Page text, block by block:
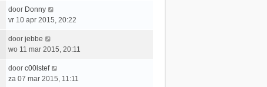
c
h
e
c
h
e
b
e
c
h
t
s
e
b
e
L
a
t
s
e
b
door Donny
vr 10 apr 2015, 20:22
L
a
t
s
door jebbe
wo 11 mar 2015, 20:11
L
a
door c00lstef
za 07 mar 2015, 11:11